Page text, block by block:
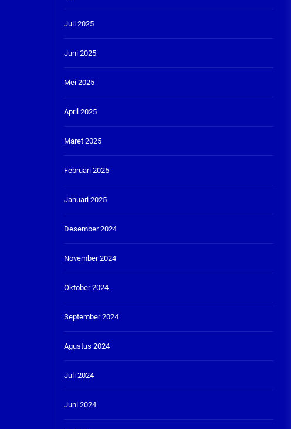
Juli 2025
Juni 2025
Mei 2025
April 2025
Maret 2025
Februari 2025
Januari 2025
Desember 2024
November 2024
Oktober 2024
September 2024
Agustus 2024
Juli 2024
Juni 2024